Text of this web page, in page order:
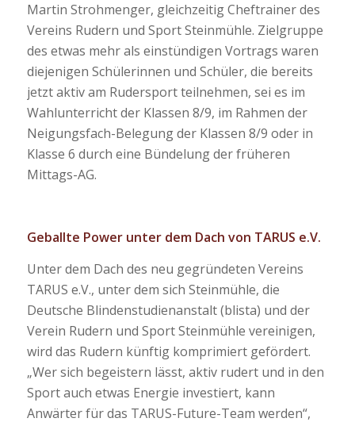
Martin Strohmenger, gleichzeitig Cheftrainer des
Vereins Rudern und Sport Steinmühle. Zielgruppe
des etwas mehr als einstündigen Vortrags waren
diejenigen Schülerinnen und Schüler, die bereits
jetzt aktiv am Rudersport teilnehmen, sei es im
Wahlunterricht der Klassen 8/9, im Rahmen der
Neigungsfach-Belegung der Klassen 8/9 oder in
Klasse 6 durch eine Bündelung der früheren
Mittags-AG.
Geballte Power unter dem Dach von TARUS e.V.
Unter dem Dach des neu gegründeten Vereins
TARUS e.V., unter dem sich Steinmühle, die
Deutsche Blindenstudienanstalt (blista) und der
Verein Rudern und Sport Steinmühle vereinigen,
wird das Rudern künftig komprimiert gefördert.
„Wer sich begeistern lässt, aktiv rudert und in den
Sport auch etwas Energie investiert, kann
Anwärter für das TARUS-Future-Team werden“,